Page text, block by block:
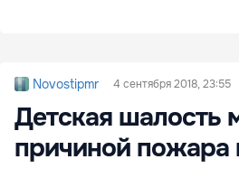
Novostipmr 4 сентября 2018, 23:55
Детская шалость
причиной пожара